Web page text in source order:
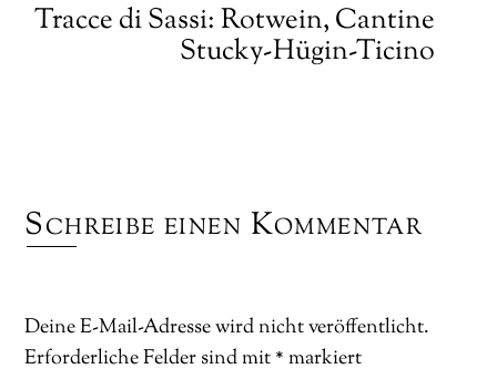
Tracce di Sassi: Rotwein, Cantine
Stucky-Hügin-Ticino
Schreibe einen Kommentar
Deine E-Mail-Adresse wird nicht veröffentlicht.
Erforderliche Felder sind mit * markiert